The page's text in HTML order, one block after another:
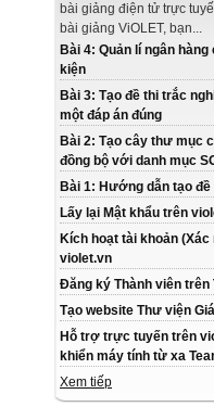
bài giảng điện tử trực
bài giảng ViOLET, bạn...
Bài 4: Quản lí ngân
kiện
Bài 3: Tạo đề thi trắc
một đáp án đúng
Bài 2: Tạo cây thư mục
đồng bộ với danh mục
Bài 1: Hướng dẫn tạo
Lấy lại Mật khẩu trên
Kích hoạt tài khoản
violet.vn
Đăng ký Thành viên trên
Tạo website Thư viện
Hỗ trợ trực tuyến trên
khiển máy tính từ xa
Xem tiếp